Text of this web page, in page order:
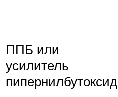
ППБ или
усилитель
пипернилбутоксид